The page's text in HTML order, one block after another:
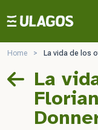
Ulagos
Home > La vida de los
La